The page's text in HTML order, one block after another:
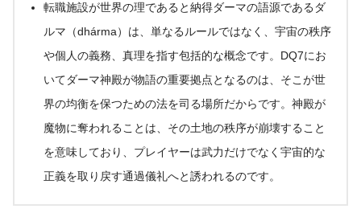
転職施設が世界の理であると納得ダーマの語源であるダ
ルマ（dhárma）は、単なるルールではなく、宇宙の秩序
や個人の義務、真理を指す包括的な概念です。DQ7にお
いてダーマ神殿が物語の重要拠点となるのは、そこが世
界の均衡を保つための法を司る場所だからです。神殿が
魔物に奪われることは、その土地の秩序が崩壊すること
を意味しており、プレイヤーは武力だけでなく宇宙的な
正義を取り戻す通過儀礼へと誘われるのです。